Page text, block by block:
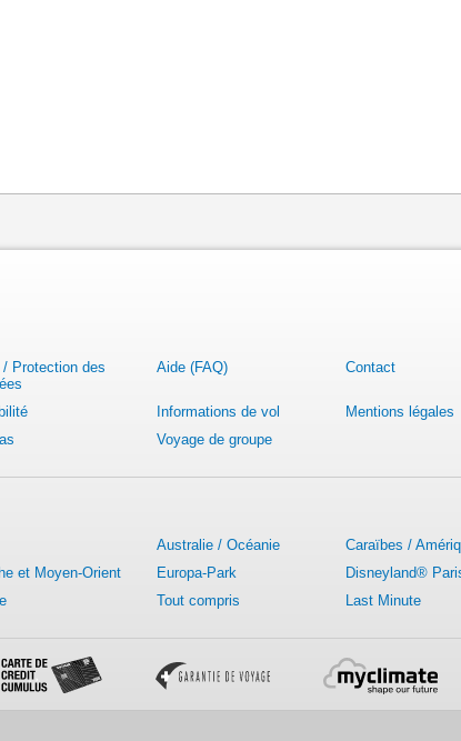
/ Protection des
Aide (FAQ) Contact
Informations de vol
Mentions légales
Voyage de groupe
Australie / Océanie
Caraïbes /
et Moyen-Orient Europa-Park
Disneyland®
Tout compris Last Minute